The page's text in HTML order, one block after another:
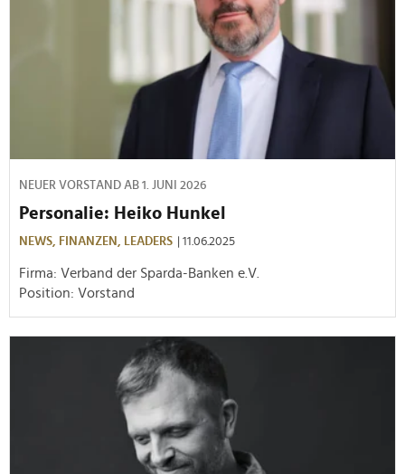
NEUER VORSTAND AB 1. JUNI 2026
Personalie: Heiko Hunkel
NEWS, FINANZEN, LEADERS | 11.06.2025
Firma: Verband der Sparda-Banken e.V.
Position: Vorstand